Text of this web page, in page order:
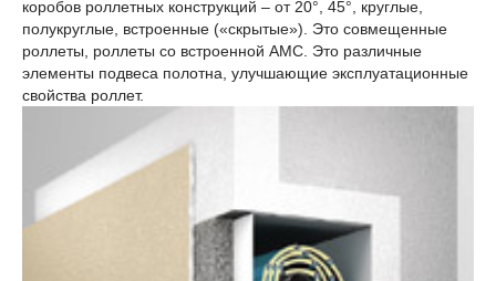
коробов роллетных конструкций – от 20°, 45°, круглые,
полукруглые, встроенные («скрытые»). Это совмещенные
роллеты, роллеты со встроенной АМС. Это различные
элементы подвеса полотна, улучшающие эксплуатационные
свойства роллет.